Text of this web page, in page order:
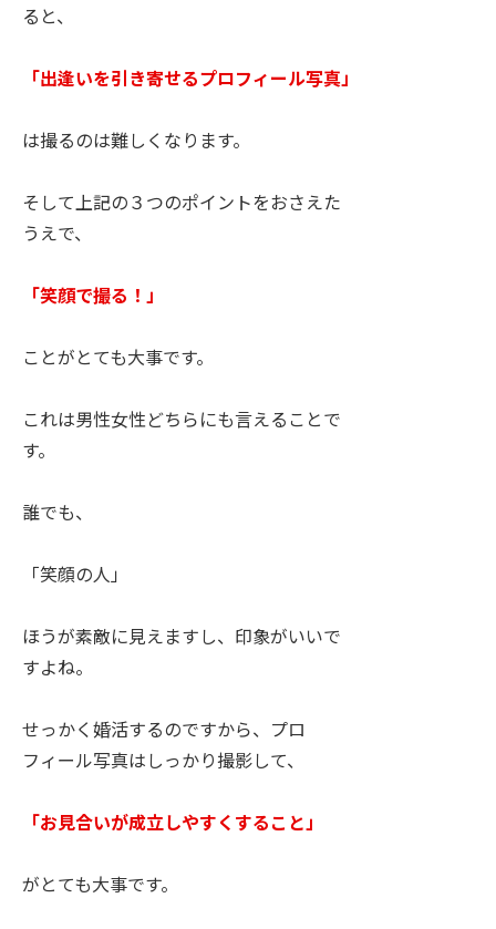
ると、
「出逢いを引き寄せるプロフィール写真」
は撮るのは難しくなります。
そして上記の３つのポイントをおさえた
うえで、
「笑顔で撮る！」
ことがとても大事です。
これは男性女性どちらにも言えることで
す。
誰でも、
「笑顔の人」
ほうが素敵に見えますし、印象がいいで
すよね。
せっかく婚活するのですから、プロ
フィール写真はしっかり撮影して、
「お見合いが成立しやすくすること」
がとても大事です。